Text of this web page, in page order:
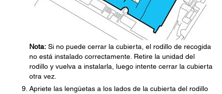
Nota: Si no puede cerrar la cubierta, el rodillo de recogida
no está instalado correctamente. Retire la unidad del
rodillo y vuelva a instalarla, luego intente cerrar la cubierta
otra vez.
Apriete las lengüetas a los lados de la cubierta del rodillo